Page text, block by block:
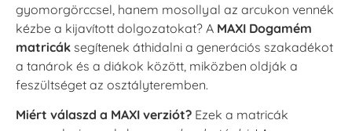
gyomorgörccsel, hanem mosollyal az arcukon vennék
kézbe a kijavított dolgozatokat? A MAXI Dogamém
matricák segítenek áthidalni a generációs szakadékot
a tanárok és a diákok között, miközben oldják a
feszültséget az osztályteremben.
Miért válaszd a MAXI verziót? Ezek a matricák